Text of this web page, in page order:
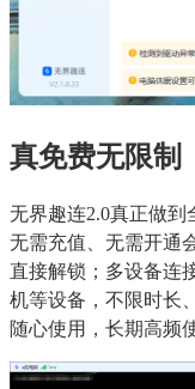
真免费无限制
无界趣连2.0真正做
无需充值、无需开通
直接解锁；多设备连
机等设备，不限时长
随心使用，长期高频